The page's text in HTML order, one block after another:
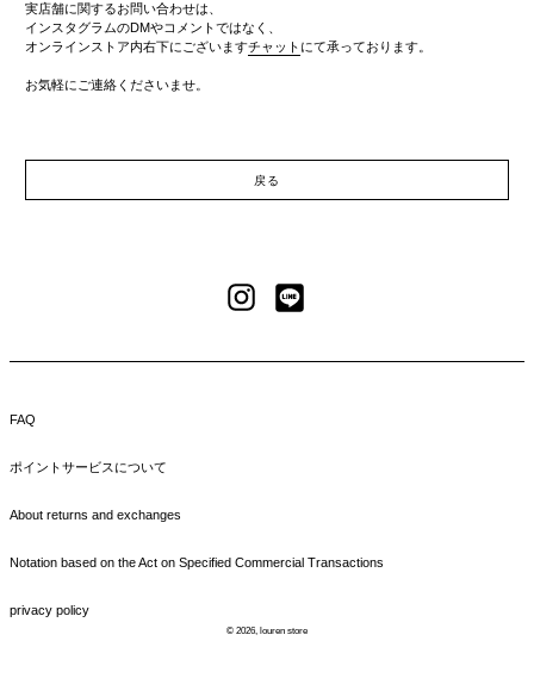
実店舗に関するお問い合わせは、
インスタグラムのDMやコメントではなく、
オンラインストア内右下にございますチャット にて承っております。
お気軽にご連絡くださいませ。
戻る
Instagram
FAQ
ポイントサービスについて
About returns and exchanges
Notation based on the Act on Specified Commercial Transactions
privacy policy
© 2026, louren store